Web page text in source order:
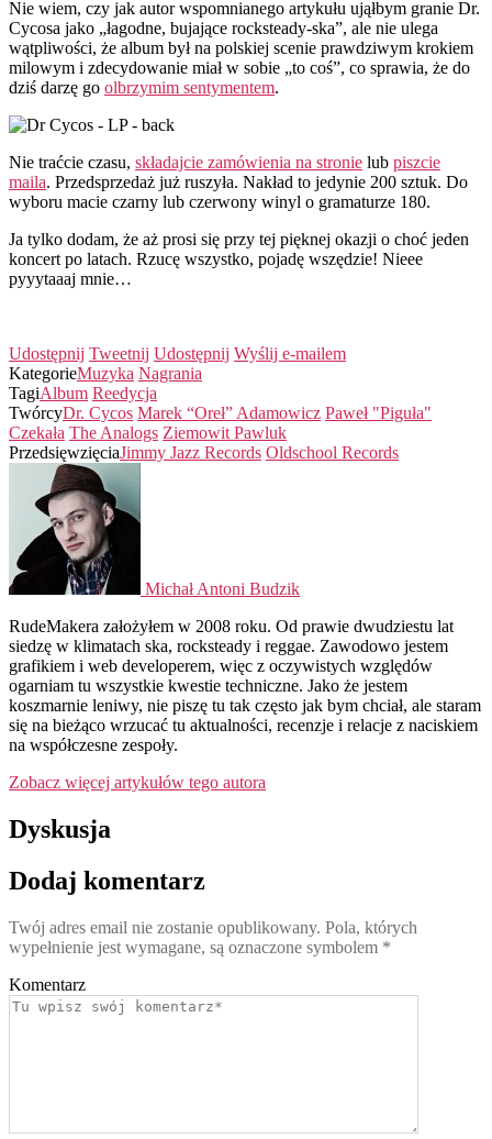
Nie wiem, czy jak autor wspomnianego artykułu ująłbym granie Dr.
Cycosa jako „łagodne, bujające rocksteady-ska”, ale nie ulega
wątpliwości, że album był na polskiej scenie prawdziwym krokiem
milowym i zdecydowanie miał w sobie „to coś”, co sprawia, że do
dziś darzę go olbrzymim sentymentem.
Nie traćcie czasu, składajcie zamówienia na stronie lub piszcie
maila. Przedsprzedaż już ruszyła. Nakład to jedynie 200 sztuk. Do
wyboru macie czarny lub czerwony winyl o gramaturze 180.
Ja tylko dodam, że aż prosi się przy tej pięknej okazji o choć jeden
koncert po latach. Rzucę wszystko, pojadę wszędzie! Nieee
pyyytaaaj mnie…
Udostępnij Tweetnij Udostępnij Wyślij e-mailem
KategorieMuzyka Nagrania
TagiAlbum Reedycja
TwórcyDr. Cycos Marek “Oreł” Adamowicz Paweł "Piguła"
Czekała The Analogs Ziemowit Pawluk
PrzedsięwzięciaJimmy Jazz Records Oldschool Records
Michał Antoni Budzik
RudeMakera założyłem w 2008 roku. Od prawie dwudziestu lat
siedzę w klimatach ska, rocksteady i reggae. Zawodowo jestem
grafikiem i web developerem, więc z oczywistych względów
ogarniam tu wszystkie kwestie techniczne. Jako że jestem
koszmarnie leniwy, nie piszę tu tak często jak bym chciał, ale staram
się na bieżąco wrzucać tu aktualności, recenzje i relacje z naciskiem
na współczesne zespoły.
Zobacz więcej artykułów tego autora
Dyskusja
Dodaj komentarz
Twój adres email nie zostanie opublikowany. Pola, których
wypełnienie jest wymagane, są oznaczone symbolem *
Komentarz